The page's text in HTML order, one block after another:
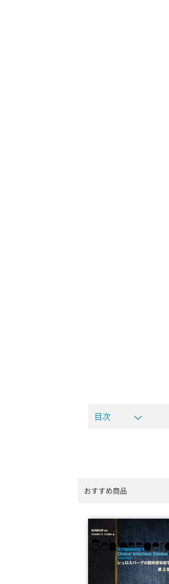
目次
おすすめ商品